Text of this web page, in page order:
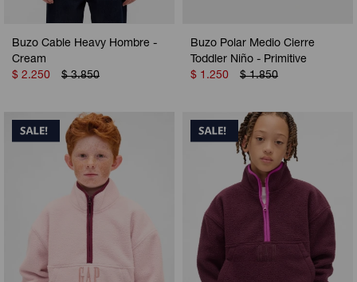
Buzo Cable Heavy Hombre -
Cream
$ 2.250 $ 3.850
Buzo Polar Medio Cierre
Toddler Niño - Primitive
$ 1.250 $ 1.850